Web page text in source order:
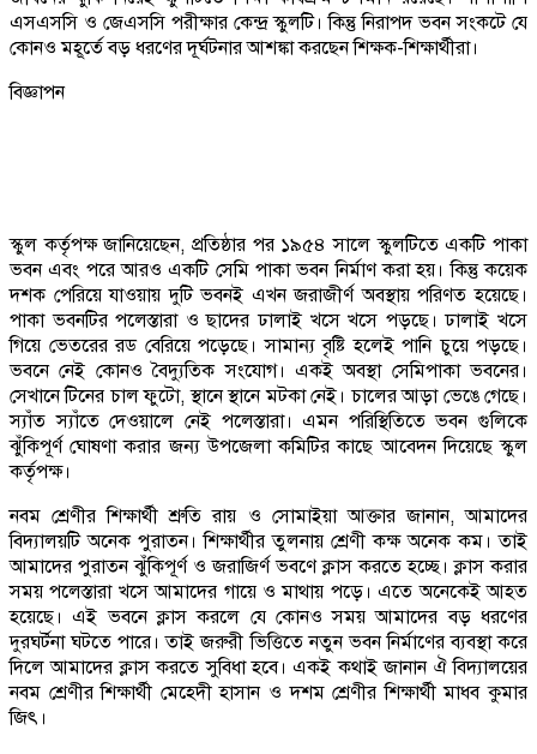
এসএসসি ও জেএসসি পরীক্ষার কেন্দ্র স্কুলটি। কিন্তু নিরাপদ ভবন সংকটে যে
কোনও মহূর্তে বড় ধরণের দূর্ঘটনার আশঙ্কা করছেন শিক্ষক-শিক্ষার্থীরা।
বিজ্ঞাপন
স্কুল কর্তৃপক্ষ জানিয়েছেন, প্রতিষ্ঠার পর ১৯৫৪ সালে স্কুলটিতে একটি পাকা
ভবন এবং পরে আরও একটি সেমি পাকা ভবন নির্মাণ করা হয়। কিন্তু কয়েক
দশক পেরিয়ে যাওয়ায় দুটি ভবনই এখন জরাজীর্ণ অবস্থায় পরিণত হয়েছে।
পাকা ভবনটির পলেস্তারা ও ছাদের ঢালাই খসে খসে পড়ছে। ঢালাই খসে
গিয়ে ভেতরের রড বেরিয়ে পড়েছে। সামান্য বৃষ্টি হলেই পানি চুয়ে পড়ছে।
ভবনে নেই কোনও বৈদ্যুতিক সংযোগ। একই অবস্থা সেমিপাকা ভবনের।
সেখানে টিনের চাল ফুটো, স্থানে স্থানে মটকা নেই। চালের আড়া ভেঙে গেছে।
স্যাঁত স্যাঁতে দেওয়ালে নেই পলেস্তারা। এমন পরিস্থিতিতে ভবন গুলিকে
ঝুঁকিপূর্ণ ঘোষণা করার জন্য উপজেলা কমিটির কাছে আবেদন দিয়েছে স্কুল
কর্তৃপক্ষ।
নবম শ্রেণীর শিক্ষার্থী শ্রুতি রায় ও সোমাইয়া আক্তার জানান, আমাদের
বিদ্যালয়টি অনেক পুরাতন। শিক্ষার্থীর তুলনায় শ্রেণী কক্ষ অনেক কম। তাই
আমাদের পুরাতন ঝুঁকিপূর্ণ ও জরাজির্ণ ভবণে ক্লাস করতে হচ্ছে। ক্লাস করার
সময় পলেস্তারা খসে আমাদের গায়ে ও মাথায় পড়ে। এতে অনেকেই আহত
হয়েছে। এই ভবনে ক্লাস করলে যে কোনও সময় আমাদের বড় ধরণের
দুরঘর্টনা ঘটতে পারে। তাই জরুরী ভিত্তিতে নতুন ভবন নির্মাণের ব্যবস্থা করে
দিলে আমাদের ক্লাস করতে সুবিধা হবে। একই কথাই জানান ঐ বিদ্যালয়ের
নবম শ্রেণীর শিক্ষার্থী মেহেদী হাসান ও দশম শ্রেণীর শিক্ষার্থী মাধব কুমার
জিৎ।